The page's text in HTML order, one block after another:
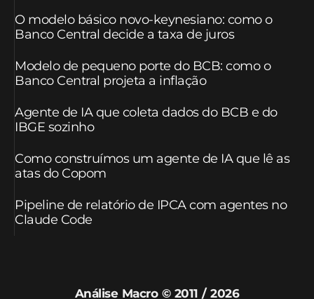
O modelo básico novo-keynesiano: como o
Banco Central decide a taxa de juros
Modelo de pequeno porte do BCB: como o
Banco Central projeta a inflação
Agente de IA que coleta dados do BCB e do
IBGE sozinho
Como construímos um agente de IA que lê as
atas do Copom
Pipeline de relatório de IPCA com agentes no
Claude Code
Análise Macro © 2011 / 2026